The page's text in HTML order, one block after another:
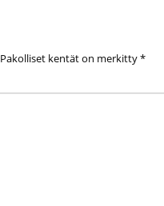
Pakolliset kentät on merkitty*